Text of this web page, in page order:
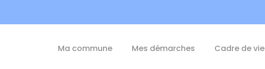
Ma commune Mes démarches Cadre de vie